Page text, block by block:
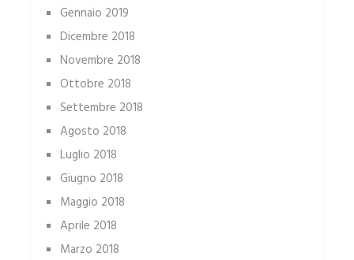
Gennaio 2019
Dicembre 2018
Novembre 2018
Ottobre 2018
Settembre 2018
Agosto 2018
Luglio 2018
Giugno 2018
Maggio 2018
Aprile 2018
Marzo 2018